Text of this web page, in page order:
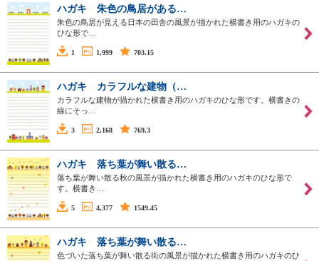
ハガキ 朱色の鳥居がある…
朱色の鳥居が見える日本の田舎の風景が描かれた横書き用のハガキの
ひな形で…
1 1,999 703.15
ハガキ カラフルな建物（…
カラフルな建物が描かれた横書き用のハガキのひな形です。横書きの
線にそっ…
3 2,168 769.3
ハガキ 落ち葉が舞い散る…
落ち葉が舞い散る秋の風景が描かれた横書き用のハガキのひな形で
す。横書き…
5 4,377 1549.45
ハガキ 落ち葉が舞い散る…
色づいた落ち葉が舞い散る街の風景が描かれた横書き用のハガキのひ